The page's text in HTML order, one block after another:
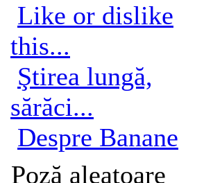
Like or dislike
this...
Ştirea lungă,
sărăci...
Despre Banane
Poză aleatoare